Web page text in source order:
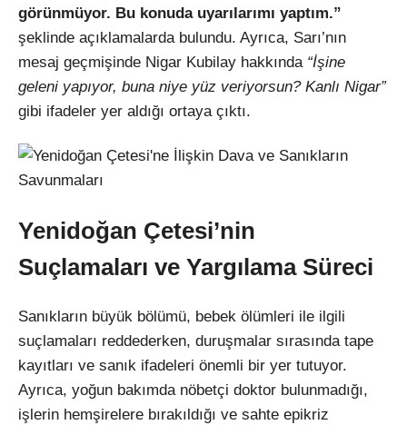
görünmüyor. Bu konuda uyarılarımı yaptım.”
şeklinde açıklamalarda bulundu. Ayrıca, Sarı’nın
mesaj geçmişinde Nigar Kubilay hakkında “İşine
geleni yapıyor, buna niye yüz veriyorsun? Kanlı Nigar”
gibi ifadeler yer aldığı ortaya çıktı.
Yenidoğan Çetesi’nin
Suçlamaları ve Yargılama Süreci
Sanıkların büyük bölümü, bebek ölümleri ile ilgili
suçlamaları reddederken, duruşmalar sırasında tape
kayıtları ve sanık ifadeleri önemli bir yer tutuyor.
Ayrıca, yoğun bakımda nöbetçi doktor bulunmadığı,
işlerin hemşirelere bırakıldığı ve sahte epikriz